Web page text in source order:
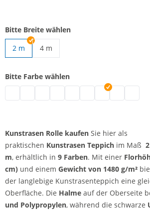
Bitte Breite wählen
2 m
4 m
Bitte Farbe wählen
Kunstrasen Rolle | schwarz
Kunstrasen Rolle | braun
Kunstrasen Rolle | weiß
Kunstrasen Rolle | blau
Kunstrasen Rolle |
Kunstrasen
Kunstrasen
Kunstrasen Rolle kaufen Sie hier als
praktischen Kunstrasen Teppich im Maß
m, erhältlich in 9 Farben. Mit einer
cm) und einem Gewicht von 1480 g/m²
der langlebige Kunstrasenteppich eine
Oberfläche. Die Halme auf der Oberseite
und Polypropylen, während die schwarze